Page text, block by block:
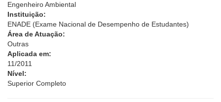
Engenheiro Ambiental
Instituição:
ENADE (Exame Nacional de Desempenho de Estudantes)
Área de Atuação:
Outras
Aplicada em:
11/2011
Nível:
Superior Completo